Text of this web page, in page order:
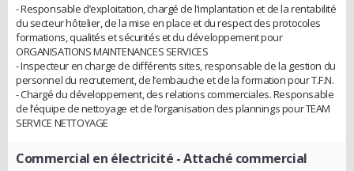
- Responsable d’exploitation, chargé de l’implantation et de la rentabilité
du secteur hôtelier, de la mise en place et du respect des protocoles
formations, qualités et sécurités et du développement pour
ORGANISATIONS MAINTENANCES SERVICES
- Inspecteur en charge de différents sites, responsable de la gestion du
personnel du recrutement, de l’embauche et de la formation pour T.F.N.
- Chargé du développement, des relations commerciales. Responsable
de l’équipe de nettoyage et de l’organisation des plannings pour TEAM
SERVICE NETTOYAGE
Commercial en électricité - Attaché commercial